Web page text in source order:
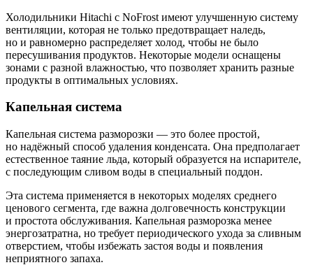
Холодильники Hitachi с NoFrost имеют улучшенную систему
вентиляции, которая не только предотвращает наледь,
но и равномерно распределяет холод, чтобы не было
пересушивания продуктов. Некоторые модели оснащены
зонами с разной влажностью, что позволяет хранить разные
продукты в оптимальных условиях.
Капельная система
Капельная система разморозки — это более простой,
но надёжный способ удаления конденсата. Она предполагает
естественное таяние льда, который образуется на испарителе,
с последующим сливом воды в специальный поддон.
Эта система применяется в некоторых моделях среднего
ценового сегмента, где важна долговечность конструкции
и простота обслуживания. Капельная разморозка менее
энергозатратна, но требует периодического ухода за сливным
отверстием, чтобы избежать застоя воды и появления
неприятного запаха.